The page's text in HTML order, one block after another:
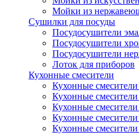
Мойки из
Сушилки для посуды
Посудосушители
Посудосушители
Посудосушители
Лоток для приборов
Кухонные смесители
Кухонные смесители
Кухонные
Кухонные
Кухонные
Кухонные